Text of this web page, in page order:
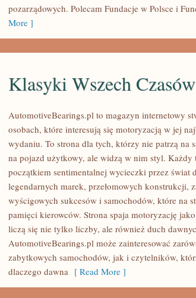
pozarządowych. Polecam Fundacje w Polsce i
More ]
KLASYKI
WSZECH
CZASÓW
Klasyki Wszech Czasów
AutomotiveBearings.pl to magazyn internetowy
osobach, które interesują się motoryzacją w jej
wydaniu. To strona dla tych, którzy nie patrzą na
na pojazd użytkowy, ale widzą w nim styl. Każdy
początkiem sentimentalnej wycieczki przez świat
legendarnych marek, przełomowych konstrukcji,
wyścigowych sukcesów i samochodów, które na
pamięci kierowców. Strona spaja motoryzację
liczą się nie tylko liczby, ale również duch
AutomotiveBearings.pl może zainteresować
zabytkowych samochodów, jak i czytelników,
dlaczego dawna [ Read More ]